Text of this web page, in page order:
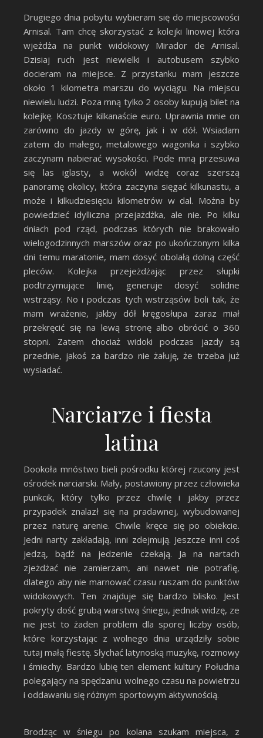
Drugiego dnia pobytu wybieram się do miejscowości
Arnisal. Tam chcę skorzystać z kolejki linowej która
wjeżdża na punkt widokowy Mirador de Arnisal.
Dzisiaj ruch jest niewielki i autobusem szybko
docieram na miejsce. Z przystanku mam jeszcze
około 1 kilometra marszu do wyciągu. Na miejscu
niewielu ludzi. Poza mną tylko 2 osoby kupują bilet na
kolejkę. Kosztuje kilkanaście euro. Uprawnia mnie on
zarówno do jazdy w górę, jak i w dół. Wsiadam
zatem do małego, metalowego wagonika i szybko
zaczynam nabierać wysokości. Pode mną przesuwa
się las iglasty, a wokół widzę coraz szerszą
panoramę okolicy, która zaczyna sięgać kilkunastu, a
może i kilkudziesięciu kilometrów w dal. Można by
powiedzieć idylliczna przejażdżka, ale nie. Po kilku
dniach pod rząd, podczas których nie brakowało
wielogodzinnych marszów oraz po ukończonym kilka
dni temu maratonie, mam dosyć obolałą dolną część
pleców. Kolejka przejeżdżając przez słupki
podtrzymujące linię, generuje dosyć solidne
wstrząsy. No i podczas tych wstrząsów boli tak, że
mam wrażenie, jakby dół kręgosłupa zaraz miał
przekręcić się na lewą stronę albo obrócić o 360
stopni. Zatem chociaż widoki podczas jazdy są
przednie, jakoś za bardzo nie żałuję, że trzeba już
wysiadać.
Narciarze i fiesta
latina
Dookoła mnóstwo bieli pośrodku której rzucony jest
ośrodek narciarski. Mały, postawiony przez człowieka
punkcik, który tylko przez chwilę i jakby przez
przypadek znalazł się na pradawnej, wybudowanej
przez naturę arenie. Chwile kręce się po obiekcie.
Jedni narty zakładają, inni zdejmują. Jeszcze inni coś
jedzą, bądź na jedzenie czekają. Ja na nartach
zjeżdżać nie zamierzam, ani nawet nie potrafię,
dlatego aby nie marnować czasu ruszam do punktów
widokowych. Ten znajduje się bardzo blisko. Jest
pokryty dość grubą warstwą śniegu, jednak widzę, ze
nie jest to żaden problem dla sporej liczby osób,
które korzystając z wolnego dnia urządziły sobie
tutaj małą fiestę. Słychać latynoską muzykę, rozmowy
i śmiechy. Bardzo lubię ten element kultury Południa
polegający na spędzaniu wolnego czasu na powietrzu
i oddawaniu się różnym sportowym aktywnością.
Brodząc w śniegu po kolana szukam miejsca, z